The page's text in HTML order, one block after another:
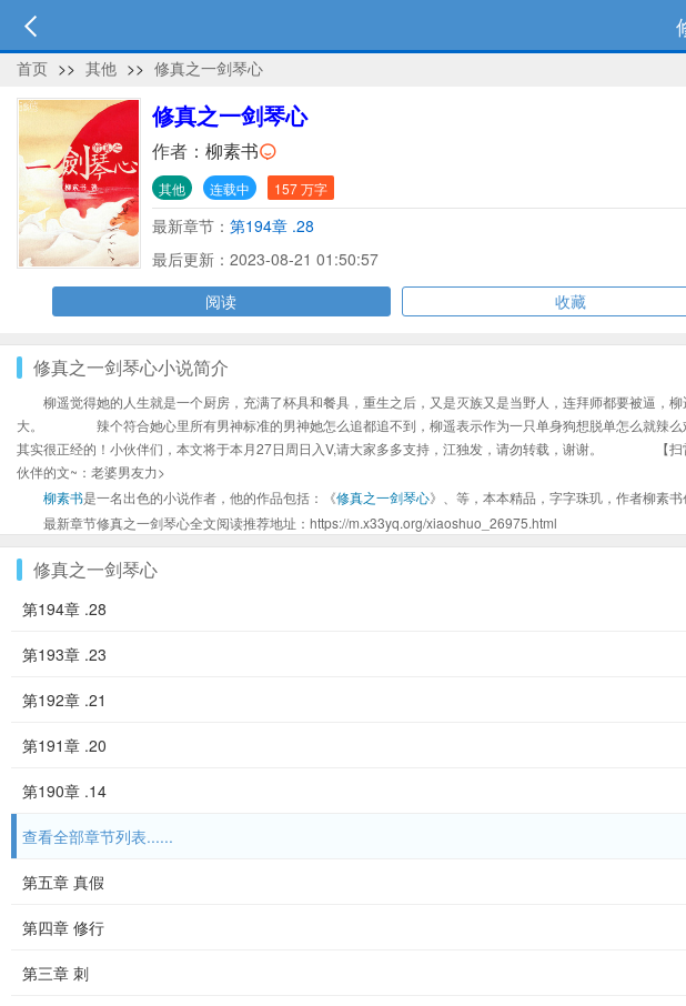
首页 >> 其他 >> 修真之一剑琴心
修真之一剑琴心
作者： 柳素书
其他 连载中 157 万字
最新章节： 第194章 .28
最后更新：2023-08-21 01:50:57
阅读
收藏
修真之一剑琴心小说简介
柳遥觉得她的人生就是一个厨房，充满了杯具和餐具，重生之后，又是灭族又是当野人，连拜师都要被
大。 辣个符合她心里所有男神标准的男神她怎么追都追不到，柳遥表示作为一只单身狗想脱单怎么
其实很正经的！小伙伴们，本文将于本月27日周日入V,请大家多多支持，江独发，请勿转载，谢谢。
伙伴的文~：老婆男友力>
柳素书是一名出色的小说作者，他的作品包括：《修真之一剑琴心》、等，本本精品，字字珠玑，作者柳素
最新章节修真之一剑琴心全文阅读推荐地址：https://m.x33yq.org/xiaoshuo_26975.html
修真之一剑琴心
第194章 .28
第193章 .23
第192章 .21
第191章 .20
第190章 .14
查看全部章节列表......
第五章 真假
第四章 修行
第三章 刺